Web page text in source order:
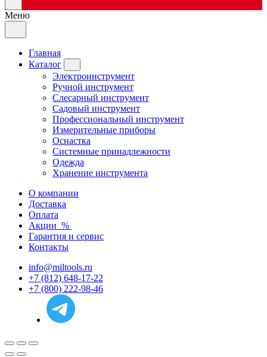
Меню
Главная
Каталог
Электроинструмент
Ручной инструмент
Слесарный инструмент
Садовый инструмент
Профессиональный инструмент
Измерительные приборы
Оснастка
Системные принадлежности
Одежда
Хранение инструмента
О компании
Доставка
Оплата
Акции %
Гарантия и сервис
Контакты
info@miltools.ru
+7 (812) 648-17-22
+7 (800) 222-98-46